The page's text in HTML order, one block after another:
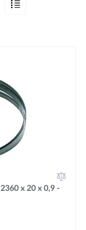
x 20 x 0,9 -